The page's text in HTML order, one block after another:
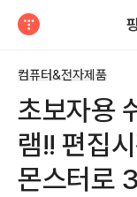
컴퓨터&전자제품
초보자용
램!! 편집
몬스터로